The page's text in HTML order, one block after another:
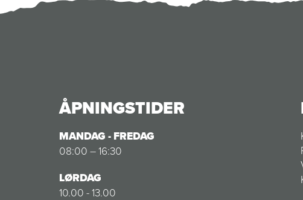
ÅPNINGSTIDER
MANDAG - FREDAG
08:00 – 16:30
LØRDAG
10.00 - 13.00